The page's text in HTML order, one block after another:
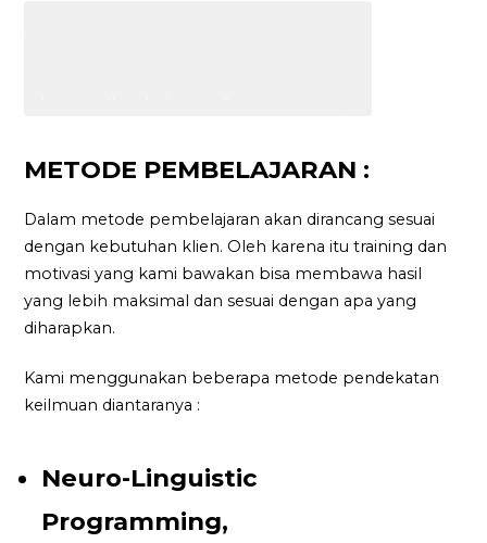
METODE PEMBELAJARAN :
Dalam metode pembelajaran akan dirancang sesuai
dengan kebutuhan klien. Oleh karena itu training dan
motivasi yang kami bawakan bisa membawa hasil
yang lebih maksimal dan sesuai dengan apa yang
diharapkan.
Kami menggunakan beberapa metode pendekatan
keilmuan diantaranya :
Neuro-Linguistic
Programming,